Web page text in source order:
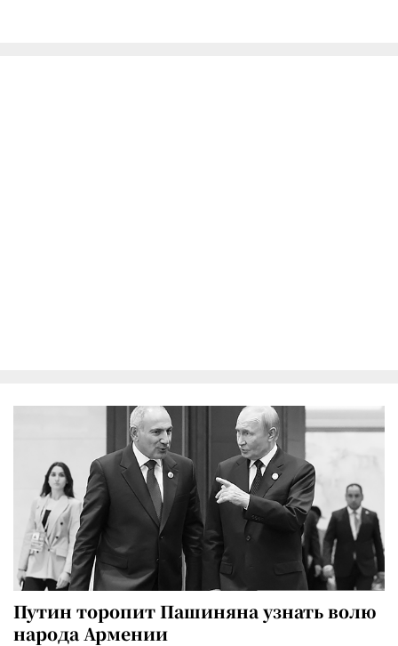
Путин торопит Пашиняна узнать волю
народа Армении